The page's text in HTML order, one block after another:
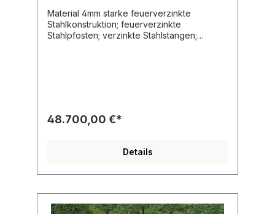
Material 4mm starke feuerverzinkte
Stahlkonstruktion; feuerverzinkte
Stahlpfosten; verzinkte Stahlstangen;
48.700,00 €*
Details